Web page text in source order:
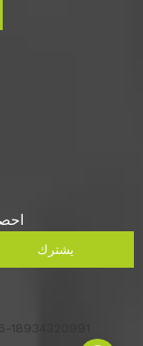
يشترك